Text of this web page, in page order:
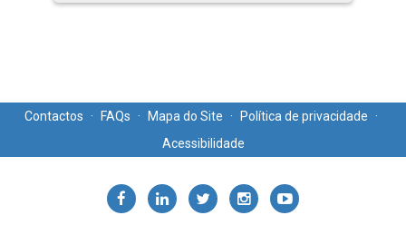
Contactos · FAQs · Mapa do Site · Política de privacidade
·
Acessibilidade